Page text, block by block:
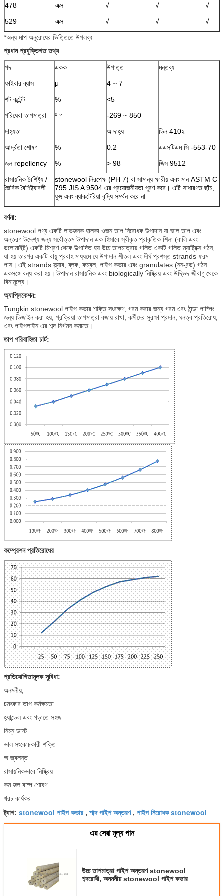
478 এক্স √ √
√
529
এক্স √ √
√
*অন্য মাপ অনুরোধের ভিত্তিতে উপলব্ধ
প্রধান প্রযুক্তিগত তথ্য
পদ একক উপাত্ত
মন্তব্য
ফাইবার ব্যাস
μ
4 ~ 7
শট কন্টেন্ট
%
<5
পরিষেবা তাপমাত্রা
º গ
-269 ~ 850
দাহ্যতা
অ দাহ্য
ডিন 410২
আর্দ্রতা শোষণ
% 0.2
এএসটিএম সি -553-70
জল repellency
% > 98
জিস 9512
রাসায়নিক বৈশিষ্ট্য /
জৈবিক বৈশিষ্ট্যাবলী
stonewool নিরপেক্ষ (PH 7) বা সামান্য ক্ষারীয় এবং মান ASTM C
795 JIS A 9504 এর প্রয়োজনীয়তা পূরণ করে। এটি সাধারণত ছাঁচ,
ফুঙ্গ এবং ব্যাকটেরিয়া বৃদ্ধি সমর্থন করে না
বর্ণনা:
stonewool পণ্য একটি লাভজনক হালকা ওজন তাপ নিরোধক উপাদান যা ভাল তাপ এবং
অন্তরণ উদ্দেশ্য জন্য সর্বোত্তম উপাদান এক হিসাবে স্বীকৃত প্রাকৃতিক শিলা (বালি এবং
ডলোমাইট) একটি মিশ্রণ থেকে উত্পাদিত হয় উচ্চ তাপমাত্রায় গলিত একটি গলিত ম্যাট্রিক্স গঠন,
যা হয় তারপর একটি বায়ু প্রবাহ মাধ্যমে যে উপাদান শীতল এবং দীর্ঘ প্রশস্ত strands ফরম
পাস। এই strands স্ল্যাব, ব্লক, কম্বল, পাইপ কভার এবং granulates (নন-বন্ড) গঠন
একসঙ্গে বন্ধ করা হয়। উপাদান রাসায়নিক এবং biologically নিষ্ক্রিয় এবং উদ্ভিদ জীবাণু থেকে
বিনামূল্যে।
অ্যাপ্লিকেশন:
Tungkin stonewool পাইপ কভার শক্তি সংরক্ষণ, গরম করার জন্য গরম এবং ঠান্ডা পাম্পিং
জন্য ডিজাইন করা হয়, প্রক্রিয়া তাপমাত্রা বজায় রাখা, কর্মীদের সুরক্ষা প্রদান, ঘনত্ব প্রতিরোধ,
এবং পাইপলাইন এর শব্দ নির্গমন কমাতে।
তাপ পরিবাহিতা চার্ট:
কম্প্রেশন প্রতিরোধের
প্রতিযোগিতামূলক সুবিধা:
অনমনীয়,
চমৎকার তাপ কর্মক্ষমতা
হ্যান্ডেল এবং গড়াতে সহজ
নিম্ন ডাস্ট
ভাল সংকোচকারী শক্তি
অ জ্বলন্ত
রাসায়নিকভাবে নিষ্ক্রিয়
কম জল বাষ্প শোষণ
খরচ কার্যকর
ট্যাগ: stonewool পাইপ কভার , শাব্দ পাইপ অন্তরণ, পাইপ নিরোধক stonewool
এর সেরা মূল্য পান
উচ্চ তাপমাত্রা পাইপ অন্তরণ stonewool
শব্দরোধী, অনমনীয় stonewool পাইপ কভার